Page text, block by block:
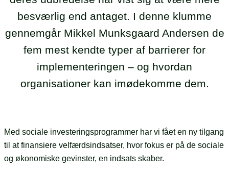
besværlig end antaget. I denne klumme
gennemgår Mikkel Munksgaard Andersen de
fem mest kendte typer af barrierer for
implementeringen – og hvordan
organisationer kan imødekomme dem.
Med sociale investeringsprogrammer har vi fået en ny tilgang
til at finansiere velfærdsindsatser, hvor fokus er på de sociale
og økonomiske gevinster, en indsats skaber.